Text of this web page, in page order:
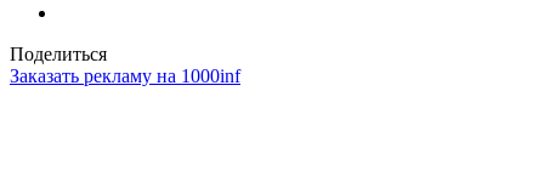
Поделиться
Заказать рекламу на 1000inf